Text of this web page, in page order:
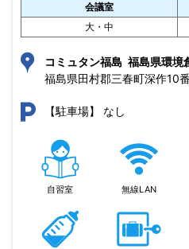
会議室
大・中
コミュタン福島 福島県環境
福島県田村郡三春町深作10
【駐車場】 なし
自習室 無線LAN